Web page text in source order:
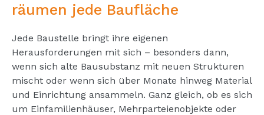
räumen jede Baufläche
Jede Baustelle bringt ihre eigenen
Herausforderungen mit sich – besonders dann,
wenn sich alte Bausubstanz mit neuen Strukturen
mischt oder wenn sich über Monate hinweg Material
und Einrichtung ansammeln. Ganz gleich, ob es sich
um Einfamilienhäuser, Mehrparteienobjekte oder